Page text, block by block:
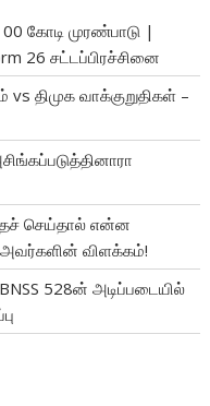
கோடி முரண்பாடு |
26 சட்டப்பிரச்சினை
திமுக வாக்குறுதிகள் –
செய்தால் என்ன
விளக்கம்!
BNSS 528ன் அடிப்படையில்